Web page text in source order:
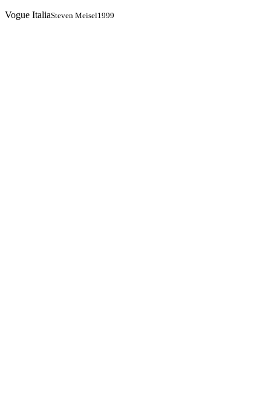
Vogue ItaliaSteven Meisel1999